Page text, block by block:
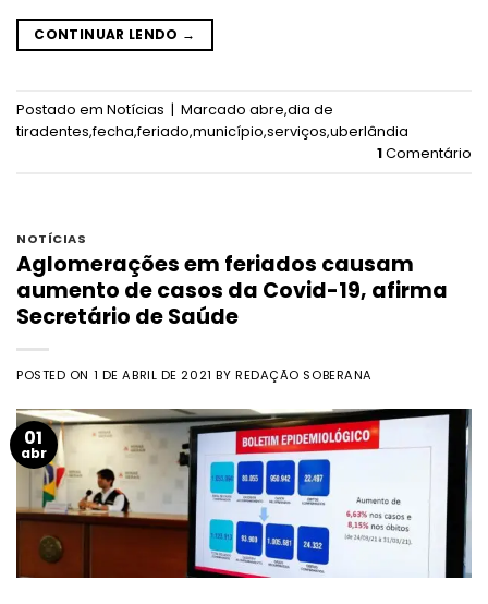
CONTINUAR LENDO →
Postado em Notícias | Marcado abre,dia de
tiradentes,fecha,feriado,município,serviços,uberlândia
1Comentário
NOTÍCIAS
Aglomerações em feriados causam
aumento de casos da Covid-19, afirma
Secretário de Saúde
POSTED ON 1 DE ABRIL DE 2021 BY REDAÇÃO SOBERANA
01
abr